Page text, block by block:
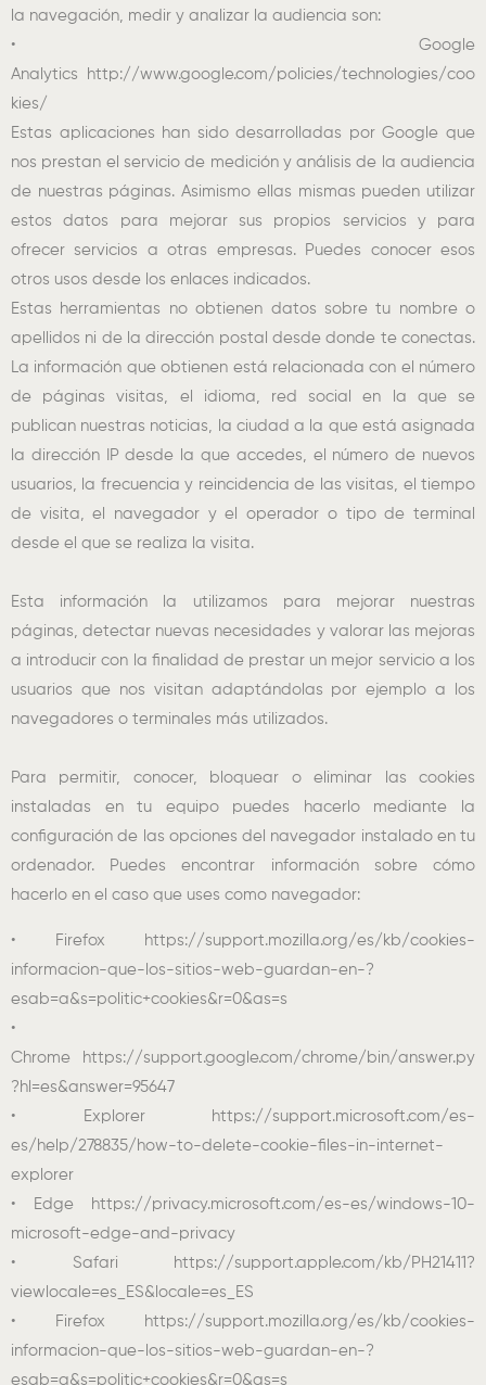
la navegación, medir y analizar la audiencia son:
• Google
Analytics http://www.google.com/policies/technologies/coo
kies/
Estas aplicaciones han sido desarrolladas por Google que
nos prestan el servicio de medición y análisis de la audiencia
de nuestras páginas. Asimismo ellas mismas pueden utilizar
estos datos para mejorar sus propios servicios y para
ofrecer servicios a otras empresas. Puedes conocer esos
otros usos desde los enlaces indicados.
Estas herramientas no obtienen datos sobre tu nombre o
apellidos ni de la dirección postal desde donde te conectas.
La información que obtienen está relacionada con el número
de páginas visitas, el idioma, red social en la que se
publican nuestras noticias, la ciudad a la que está asignada
la dirección IP desde la que accedes, el número de nuevos
usuarios, la frecuencia y reincidencia de las visitas, el tiempo
de visita, el navegador y el operador o tipo de terminal
desde el que se realiza la visita.
Esta información la utilizamos para mejorar nuestras
páginas, detectar nuevas necesidades y valorar las mejoras
a introducir con la finalidad de prestar un mejor servicio a los
usuarios que nos visitan adaptándolas por ejemplo a los
navegadores o terminales más utilizados.
Para permitir, conocer, bloquear o eliminar las cookies
instaladas en tu equipo puedes hacerlo mediante la
configuración de las opciones del navegador instalado en tu
ordenador. Puedes encontrar información sobre cómo
hacerlo en el caso que uses como navegador:
• Firefox https://support.mozilla.org/es/kb/cookies-
informacion-que-los-sitios-web-guardan-en-?
esab=a&s=politic+cookies&r=0&as=s
•
Chrome https://support.google.com/chrome/bin/answer.py
?hl=es&answer=95647
• Explorer https://support.microsoft.com/es-
es/help/278835/how-to-delete-cookie-files-in-internet-
explorer
• Edge https://privacy.microsoft.com/es-es/windows-10-
microsoft-edge-and-privacy
• Safari https://support.apple.com/kb/PH21411?
viewlocale=es_ES&locale=es_ES
• Firefox https://support.mozilla.org/es/kb/cookies-
informacion-que-los-sitios-web-guardan-en-?
esab=a&s=politic+cookies&r=0&as=s